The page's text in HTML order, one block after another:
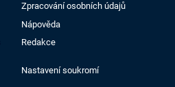
Zpracování osobních údajů
Nápověda
Redakce
Nastavení soukromí